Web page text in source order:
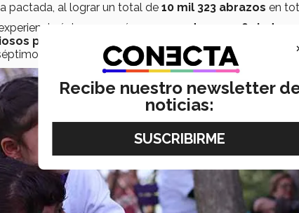
pactada, al lograr un total de 10 mil 323 abrazos en
única para mí,
ya que pude ver reflejado en
para el alma y el ser,
como es la inclusión y la
semestre deArquitectura y voluntaria en el
Recibe nuestro newsletter
noticias: